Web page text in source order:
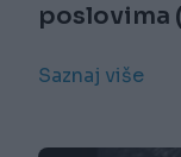
poslovima
Saznaj više